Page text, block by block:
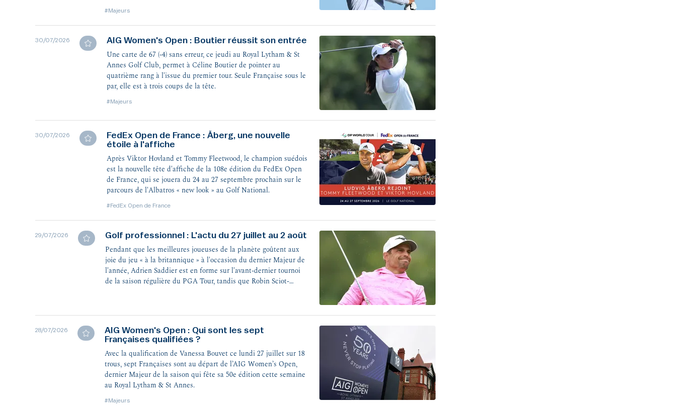
#Majeurs
30/07/2026 AIG Women's Open : Boutier réussit son entrée
Une carte de 67 (-4) sans erreur, ce jeudi au Royal Lytham & St
Annes Golf Club, permet à Céline Boutier de pointer au
quatrième rang à l'issue du premier tour. Seule Française sous le
par, elle est à trois coups de la tête.
#Majeurs
30/07/2026
FedEx Open de France : Åberg, une nouvelle
étoile à l'affiche
Après Viktor Hovland et Tommy Fleetwood, le champion suédois
est la nouvelle tête d'affiche de la 108e édition du FedEx Open
de France, qui se jouera du 24 au 27 septembre prochain sur le
parcours de l'Albatros « new look » au Golf National.
#FedEx Open de France
29/07/2026 Golf professionnel : L'actu du 27 juillet au 2 août
Pendant que les meilleures joueuses de la planète goûtent aux
joie du jeu « à la britannique » à l'occasion du dernier Majeur de
l'année, Adrien Saddier est en forme sur l'avant-dernier tournoi
de la saison régulière du PGA Tour, tandis que Robin Sciot-
28/07/2026
AIG Women's Open : Qui sont les sept
Françaises qualifiées ?
Avec la qualification de Vanessa Bouvet ce lundi 27 juillet sur 18
trous, sept Françaises sont au départ de l’AIG Women’s Open,
dernier Majeur de la saison qui fête sa 50e édition cette semaine
au Royal Lytham & St Annes.
#Majeurs